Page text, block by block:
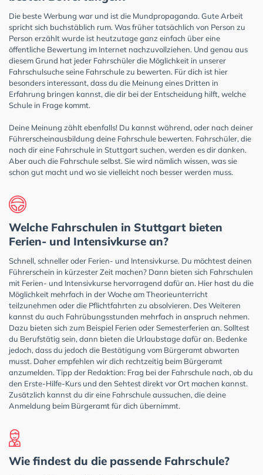
Die beste Werbung war und ist die Mundpropaganda. Gute Arbeit
spricht sich buchstäblich rum. Was früher tatsächlich von Person zu
Person erzählt wurde ist heutzutage ganz einfach über eine
öffentliche Bewertung im Internet nachzuvollziehen. Und genau aus
diesem Grund hat jeder Fahrschüler die Möglichkeit in unserer
Fahrschulsuche seine Fahrschule zu bewerten. Für dich ist hier
besonders interessant, dass du die Meinung eines Dritten in
Erfahrung bringen kannst, die dir bei der Entscheidung hilft, welche
Schule in Frage kommt.
Deine Meinung zählt ebenfalls! Du kannst während, oder nach deiner
Führerscheinausbildung deine Fahrschule bewerten. Fahrschüler, die
nach dir eine Fahrschule in Stuttgart suchen, werden es dir danken.
Aber auch die Fahrschule selbst. Sie wird nämlich wissen, was sie
schon gut macht und wo sie vielleicht noch besser werden muss.
Welche Fahrschulen in Stuttgart bieten
Ferien- und Intensivkurse an?
Schnell, schneller oder Ferien- und Intensivkurse. Du möchtest deinen
Führerschein in kürzester Zeit machen? Dann bieten sich Fahrschulen
mit Ferien- und Intensivkurse hervorragend dafür an. Hier hast du die
Möglichkeit mehrfach in der Woche am Theorieunterricht
teilzunehmen oder die Pflichtfahrten zu absolvieren. Des Weiteren
kannst du auch Fahrübungsstunden mehrfach in anspruch nehmen.
Dazu bieten sich zum Beispiel Ferien oder Semesterferien an. Solltest
du Berufstätig sein, dann bieten die Urlaubstage dafür an. Bedenke
jedoch, dass du jedoch die Bestätigung vom Bürgeramt abwarten
musst. Daher empfehlen wir dich rechtzeitig beim Bürgeramt
anzumelden. Tipp der Redaktion: Frag bei der Fahrschule nach, ob du
den Erste-Hilfe-Kurs und den Sehtest direkt vor Ort machen kannst.
Zusätzlich kannst du dir eine Fahrschule aussuchen, die deine
Anmeldung beim Bürgeramt für dich übernimmt.
Wie findest du die passende Fahrschule?